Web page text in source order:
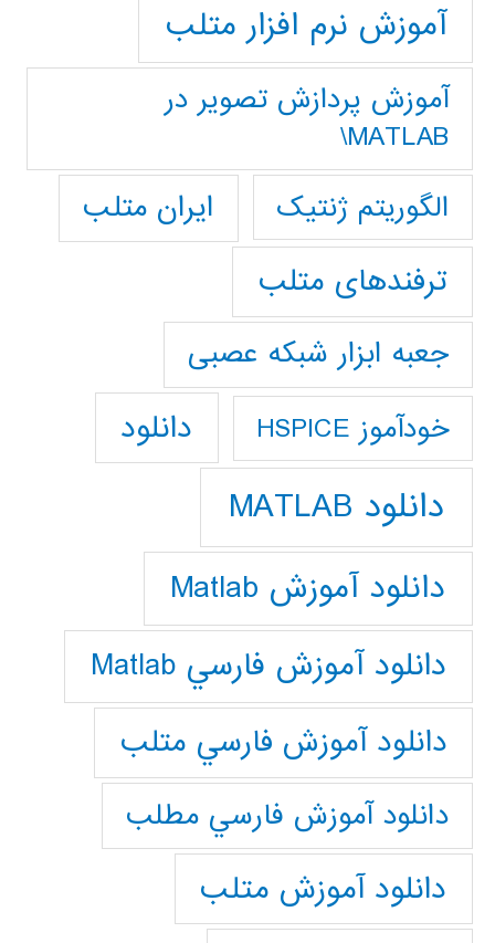
آموزش نرم افزار متلب
آموزش پردازش تصوير در
MATLAB\
الگوریتم ژنتیک
ایران متلب
ترفندهای متلب
جعبه ابزار شبکه عصبی
خودآموز HSPICE دانلود
دانلود MATLAB
دانلود آموزش Matlab
دانلود آموزش فارسي Matlab
دانلود آموزش فارسي متلب
دانلود آموزش فارسي مطلب
دانلود آموزش متلب